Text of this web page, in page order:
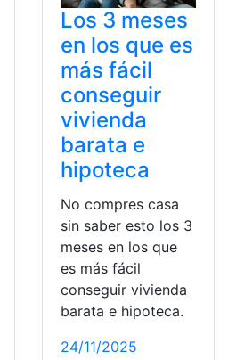
Los 3 meses
en los que es
más fácil
conseguir
vivienda
barata e
hipoteca
No compres casa
sin saber esto los 3
meses en los que
es más fácil
conseguir vivienda
barata e hipoteca.
24/11/2025